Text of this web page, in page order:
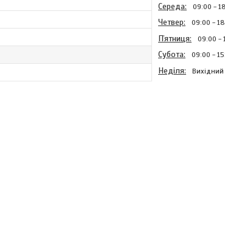
Середа 09:00
Четвер 09:00
Пʼятниця 09:00
Субота 09:00
Неділя Вихідний